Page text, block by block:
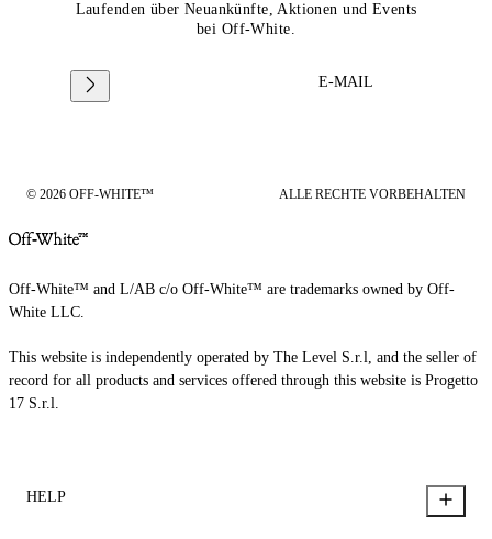
Laufenden über Neuankünfte, Aktionen und Events
bei Off-White.
E-MAIL
© 2026 OFF-WHITE™ ALLE RECHTE VORBEHALTEN
Off-White™ and L/AB c/o Off-White™ are trademarks owned by Off-
White LLC.
This website is independently operated by The Level S.r.l, and the seller of
record for all products and services offered through this website is Progetto
17 S.r.l.
HELP